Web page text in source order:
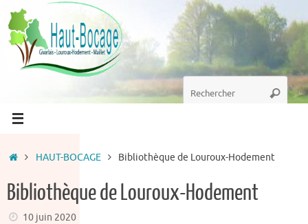
Passer
au
contenu
Recherche
pour
Accueil
HAUT-BOCAGE Bibliothèque de Louroux-Hodement
Bibliothèque de Louroux-Hodement
10 juin 2020